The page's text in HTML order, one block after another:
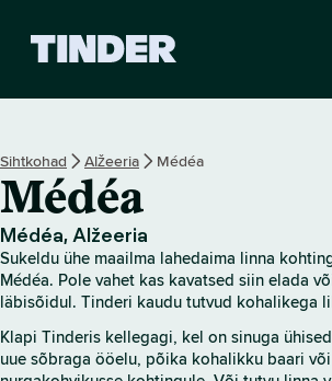
r
a
l
e
t
Sihtkohad Alžeeria Médéa
Médéa
Médéa, Alžeeria
Sukeldu ühe maailma lahedaima linna
Médéa. Pole vahet kas kavatsed siin elada
läbisõidul. Tinderi kaudu tutvud kohalikega
Klapi Tinderis kellegagi, kel on sinuga
uue sõbraga ööelu, põika kohalikku baari